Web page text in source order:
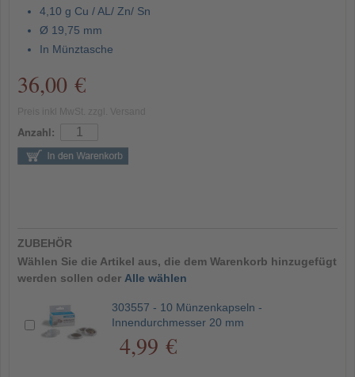
4,10 g Cu / AL/ Zn/ Sn
Ø 19,75 mm
In Münztasche
36,00 €
Anzahl:
ZUBEHÖR
Wählen Sie die Artikel aus, die dem Warenkorb hinzugefügt
werden sollen oder Alle wählen
303557 - 10 Münzenkapseln -
Innendurchmesser 20 mm
4,99 €